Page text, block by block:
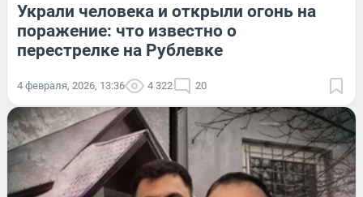
Украли человека и открыли огонь на
поражение: что известно о
перестрелке на Рублевке
4 февраля, 2026, 13:36 4 322 20